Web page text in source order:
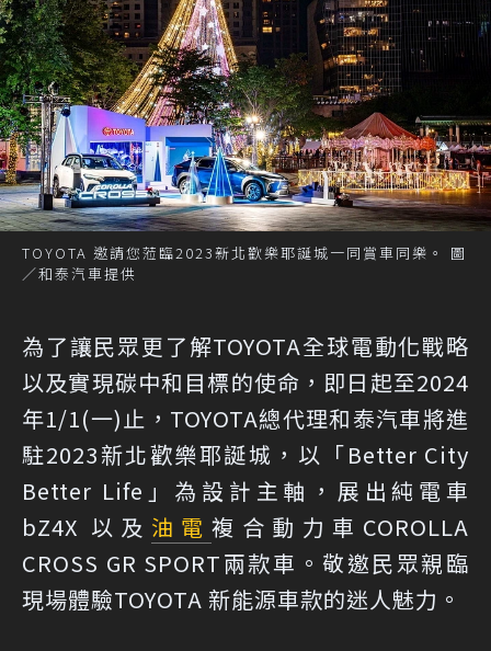
TOYOTA 邀請您蒞臨2023新北歡樂耶誕城一同賞車同樂。 圖
／和泰汽車提供
為了讓民眾更了解TOYOTA全球電動化戰略
以及實現碳中和目標的使命，即日起至2024
年1/1(一)止，TOYOTA總代理和泰汽車將進
駐2023新北歡樂耶誕城，以「Better City
Better Life」為設計主軸，展出純電車
bZ4X 以及 油電複合動力車COROLLA
CROSS GR SPORT兩款車。敬邀民眾親臨
現場體驗TOYOTA 新能源車款的迷人魅力。